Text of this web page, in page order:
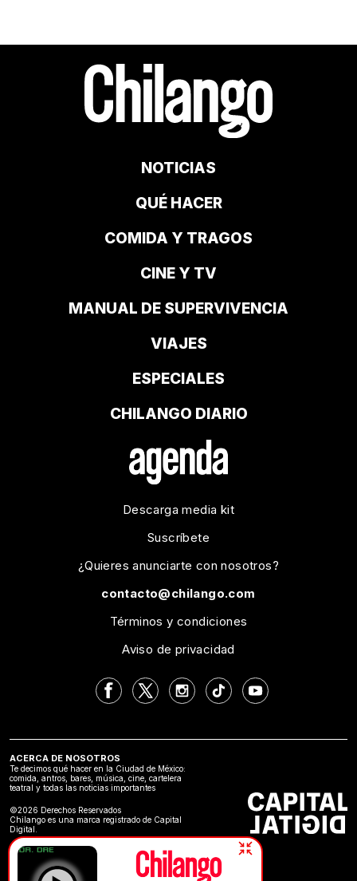
NOTICIAS
QUÉ HACER
COMIDA Y TRAGOS
CINE Y TV
MANUAL DE SUPERVIVENCIA
VIAJES
ESPECIALES
CHILANGO DIARIO
Descarga media kit
Suscríbete
¿Quieres anunciarte con nosotros?
contacto@chilango.com
Términos y condiciones
Aviso de privacidad
ACERCA DE NOSOTROS
Te decimos qué hacer en la Ciudad de México:
comida, antros, bares, música, cine, cartelera
teatral y todas las noticias importantes
©2026 Derechos Reservados
Chilango es una marca registrado de Capital
Digital.